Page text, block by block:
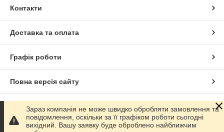
Контакти
Доставка та оплата
Графік роботи
Повна версія сайту
Сайт створено на маркетплейсіProm.ua
Зараз компанія не може швидко обробляти замовлення та
повідомлення, оскільки за її графіком роботи сьогодні
вихідний. Вашу заявку буде оброблено найближчим